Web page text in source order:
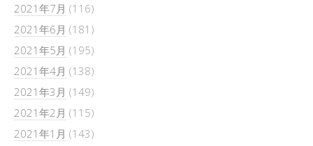
2021年7月 (116)
2021年6月 (181)
2021年5月 (195)
2021年4月 (138)
2021年3月 (149)
2021年2月 (115)
2021年1月 (143)